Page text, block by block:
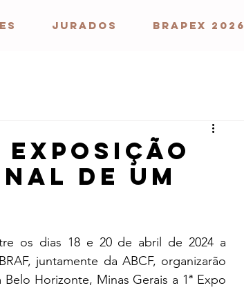
JURADOS BRAPEX 2026
Exposição
de um
os dias 18 e 20 de abril de 2024 a
juntamente da ABCF, organizarão
Belo Horizonte, Minas Gerais a 1ª Expo